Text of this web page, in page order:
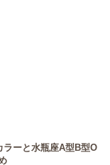
ラーと水瓶座A型B型O